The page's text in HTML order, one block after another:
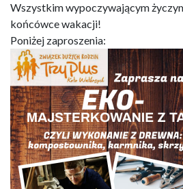
Wszystkim wypoczywającym
końcówce wakacji!
Poniżej zaproszenia: